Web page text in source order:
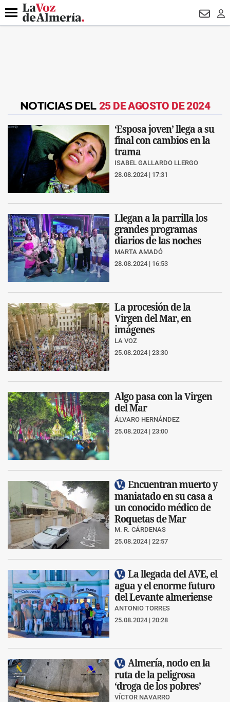
DESTACADO DRON UDA
Menú
NOTICIAS DEL25 DE AGOSTO DE 2024
‘Esposa joven’ llega a su
final con cambios en la
trama
ISABEL GALLARDO LLERGO
28.08.2024 | 17:31
Llegan a la parrilla los
grandes programas
diarios de las noches
MARTA AMADÓ
28.08.2024 | 16:53
La procesión de la
Virgen del Mar, en
imágenes
LA VOZ
25.08.2024 | 23:30
Algo pasa con la Virgen
del Mar
ÁLVARO HERNÁNDEZ
25.08.2024 | 23:00
Encuentran muerto y
maniatado en su casa a
un conocido médico de
Roquetas de Mar
M. R. CÁRDENAS
25.08.2024 | 22:57
La llegada del AVE, el
agua y el enorme futuro
del Levante almeriense
ANTONIO TORRES
25.08.2024 | 20:28
Almería, nodo en la
ruta de la peligrosa
‘droga de los pobres’
VÍCTOR NAVARRO